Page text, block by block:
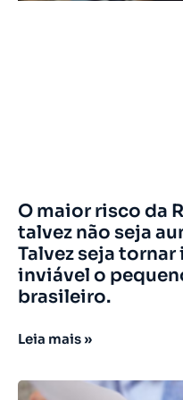
O maior risco da
talvez não seja
Talvez seja
inviável o
brasileiro.
Leia mais »